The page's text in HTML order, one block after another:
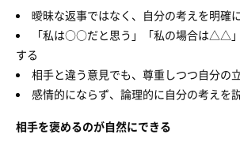
曖昧な返事ではなく、自分の考えを明確
「私は○○だと思う」「私の場合は△△
する
相手と違う意見でも、尊重しつつ自分の
感情的にならず、論理的に自分の考えを
相手を褒めるのが自然にできる